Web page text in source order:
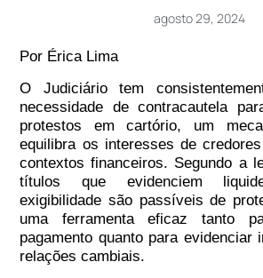
agosto 29, 2024
Por Érica Lima
O Judiciário tem
necessidade de contracautela
protestos em cartório, um
equilibra os interesses de
contextos financeiros. Segundo a
títulos que evidenciem
exigibilidade são passíveis de
uma ferramenta eficaz tanto
pagamento quanto para evidenciar
relações cambiais.